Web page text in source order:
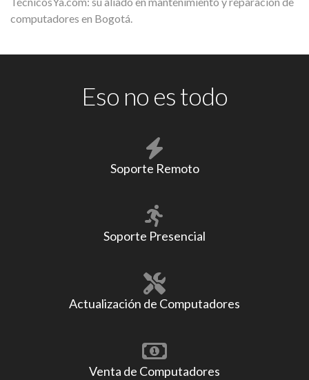
computadores en Bogotá.
Eso no es todo
Soporte Remoto
Soporte Presencial
Actualización de Computadores
Venta de Computadores